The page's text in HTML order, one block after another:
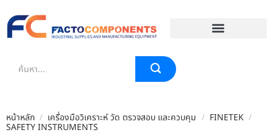
หน้าหลัก / เครื่องมือวิเคราะห์ วัด ตรวจสอบ และควบคุม / FINETEK /
SAFETY INSTRUMENTS